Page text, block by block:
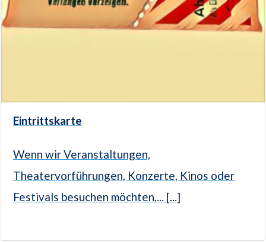
Eintrittskarte
Wenn wir Veranstaltungen,
Theatervorführungen, Konzerte, Kinos oder
Festivals besuchen möchten,... [...]